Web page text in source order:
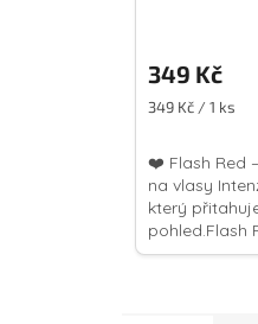
produktu
je
4,8
5
hvězdiček.
349 Kč
Měrná
349 Kč / 1 ks
❤️ Flash Red
na vlasy
který
pohled.Flash
plnou energie